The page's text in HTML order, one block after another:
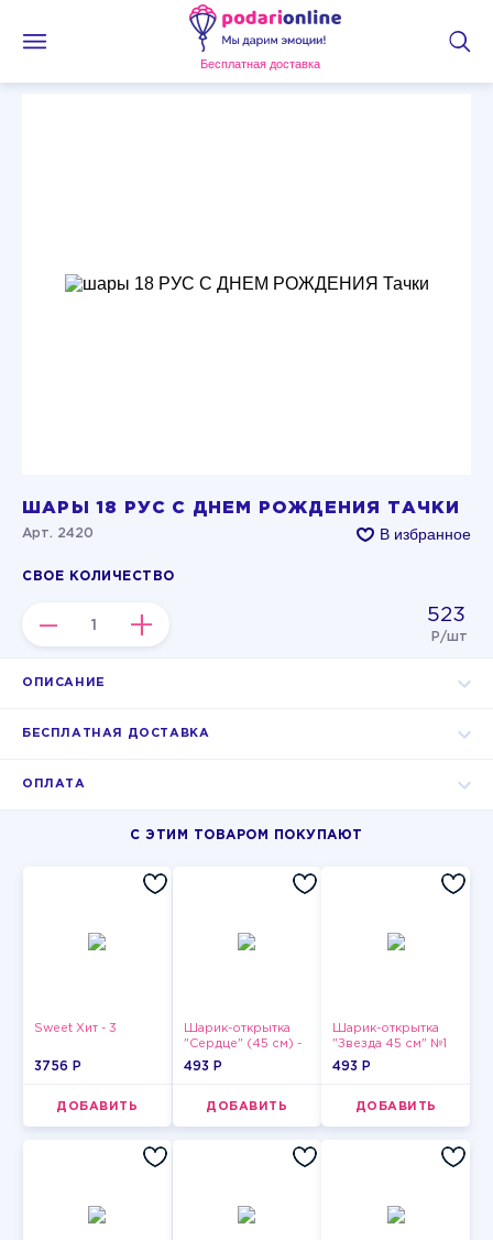
Бесплатная доставка
ШАРЫ 18 РУС С ДНЕМ РОЖДЕНИЯ ТАЧКИ
Арт. 2420 В избранное
СВОЕ КОЛИЧЕСТВО
– + 523
Р/шт
ОПИСАНИЕ
БЕСПЛАТНАЯ ДОСТАВКА
ОПЛАТА
С ЭТИМ ТОВАРОМ ПОКУПАЮТ
Sweet Хит - 3
3756 P
ДОБАВИТЬ
Шарик-открытка
"Сердце" (45 см) -
2
493 P
ДОБАВИТЬ
Шарик-открытка
"Звезда 45 см" №1
493 P
ДОБАВИТЬ